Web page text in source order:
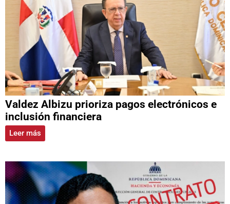
Valdez Albizu prioriza pagos electrónicos e
inclusión financiera
Leer más